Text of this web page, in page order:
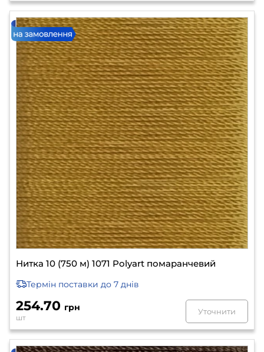
Нитка 10 (750 м) 1071 Polyart помаранчевий
Термін поставки до 7 днів
254.70 грн
шт
Уточнити